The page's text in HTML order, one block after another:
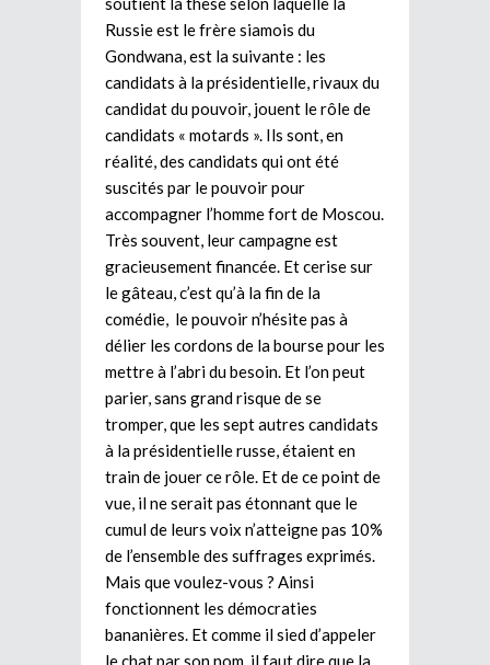
Russie est le frère siamois du
Gondwana, est la suivante : les
candidats à la présidentielle, rivaux du
candidat du pouvoir, jouent le rôle de
candidats « motards ». Ils sont, en
réalité, des candidats qui ont été
suscités par le pouvoir pour
accompagner l’homme fort de Moscou.
Très souvent, leur campagne est
gracieusement financée. Et cerise sur
le gâteau, c’est qu’à la fin de la
comédie, le pouvoir n’hésite pas à
délier les cordons de la bourse pour les
mettre à l’abri du besoin. Et l’on peut
parier, sans grand risque de se
tromper, que les sept autres candidats
à la présidentielle russe, étaient en
train de jouer ce rôle. Et de ce point de
vue, il ne serait pas étonnant que le
cumul de leurs voix n’atteigne pas 10%
de l’ensemble des suffrages exprimés.
Mais que voulez-vous ? Ainsi
fonctionnent les démocraties
bananières. Et comme il sied d’appeler
le chat par son nom, il faut dire que la